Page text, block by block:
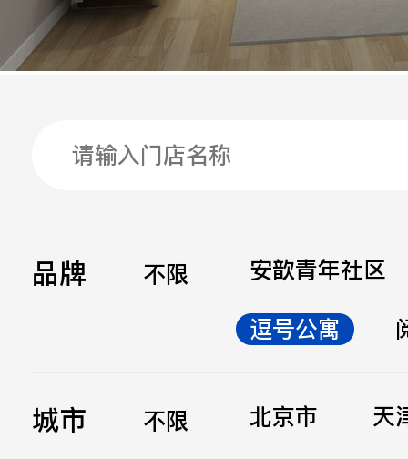
品牌 不限
安歆青年社区
逗号公寓
城市 不限 北京市
天
邮箱
留言
立即提交